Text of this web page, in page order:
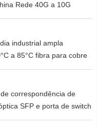
Rede 40G a 10G
industrial ampla
a 85°C fibra para cobre
correspondência de
SFP e porta de switch